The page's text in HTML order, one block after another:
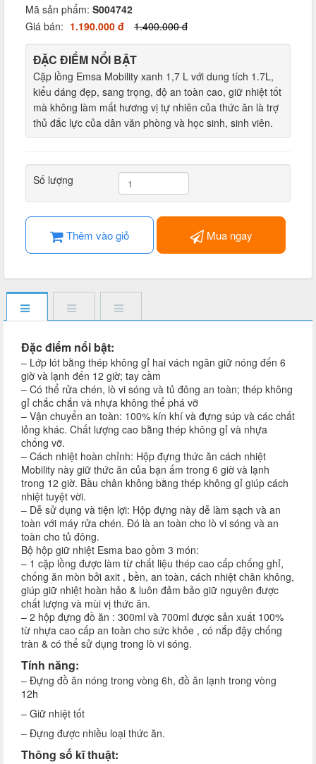
Mã sản phẩm: S004742
Giá bán: 1.190.000 đ 1.400.000 đ
ĐẶC ĐIỂM NỔI BẬT
Cặp lồng Emsa Mobility xanh 1,7 L với dung tích 1.7L,
kiểu dáng đẹp, sang trọng, độ an toàn cao, giữ nhiệt tốt
mà không làm mất hương vị tự nhiên của thức ăn là trợ
thủ đắc lực của dân văn phòng và học sinh, sinh viên.
Số lượng
Thêm vào giỏ Mua ngay
Đặc điểm nổi bật:
– Lớp lót bằng thép không gỉ hai vách ngăn giữ nóng đến 6
giờ và lạnh đến 12 giờ; tay cầm
– Có thể rửa chén, lò vi sóng và tủ đông an toàn; thép không
gỉ chắc chắn và nhựa không thể phá vỡ
– Vận chuyển an toàn: 100% kín khí và đựng súp và các chất
lỏng khác. Chất lượng cao bằng thép không gỉ và nhựa
chống vỡ.
– Cách nhiệt hoàn chỉnh: Hộp đựng thức ăn cách nhiệt
Mobility này giữ thức ăn của bạn ấm trong 6 giờ và lạnh
trong 12 giờ. Bầu chân không bằng thép không gỉ giúp cách
nhiệt tuyệt vời.
– Dễ sử dụng và tiện lợi: Hộp đựng này dễ làm sạch và an
toàn với máy rửa chén. Đó là an toàn cho lò vi sóng và an
toàn cho tủ đông.
Bộ hộp giữ nhiệt Esma bao gồm 3 món:
– 1 cặp lồng được làm từ chất liệu thép cao cấp chống ghỉ,
chống ăn mòn bởi axit , bền, an toàn, cách nhiệt chân không,
giúp giữ nhiệt hoàn hảo & luôn đảm bảo giữ nguyên được
chất lượng và mùi vị thức ăn.
– 2 hộp đựng đồ ăn : 300ml và 700ml được sản xuất 100%
từ nhựa cao cấp an toàn cho sức khỏe , có nắp đậy chống
tràn & có thể sử dụng trong lò vi sóng.
Tính năng:
– Đựng đồ ăn nóng trong vòng 6h, đồ ăn lạnh trong vòng
12h
– Giữ nhiệt tốt
– Đựng được nhiều loại thức ăn.
Thông số kĩ thuật: